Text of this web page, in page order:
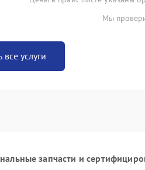
Мы
все услуги
запчасти и